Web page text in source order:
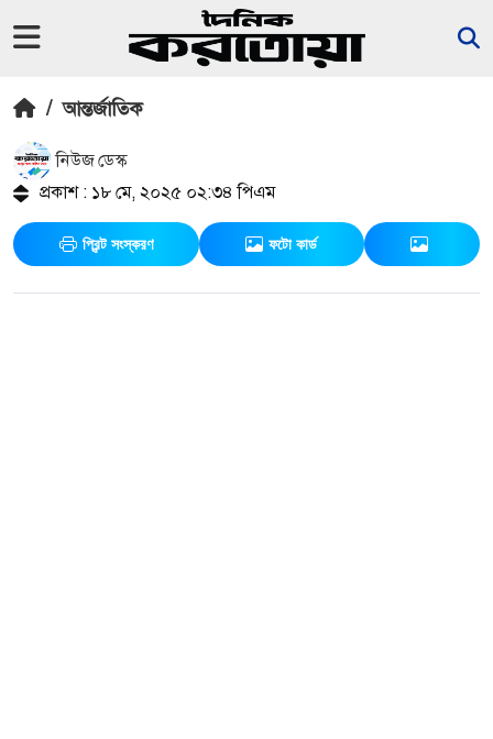
/ আন্তর্জাতিক
নিউজ ডেস্ক
প্রকাশ : ১৮ মে, ২০২৫ ০২:৩৪ পিএম
প্রিন্ট সংস্করণ ফটো কার্ড